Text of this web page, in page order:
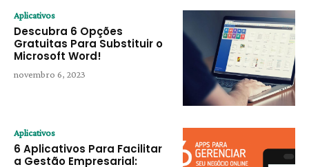
Aplicativos
Descubra 6 Opções
Gratuitas Para Substituir o
Microsoft Word!
novembro 6, 2023
Aplicativos
6 Aplicativos Para Facilitar
a Gestão Empresarial: